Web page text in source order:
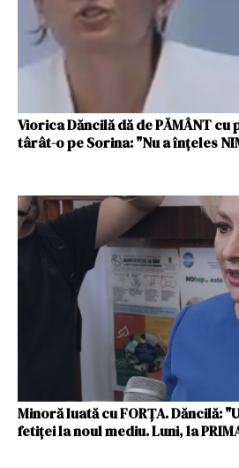
Viorica Dăncilă dă de PĂMÂNT
târât-o pe Sorina: "Nu a înţeles
Minoră luată cu FORŢA. Dăncilă:
fetiței la noul mediu. Luni, la